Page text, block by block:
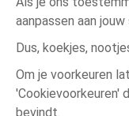
aanpassen aan jouw
Dus, koekjes,
Om je voorkeuren
'Cookievoorkeuren'
bevindt.
Ecru Ecru